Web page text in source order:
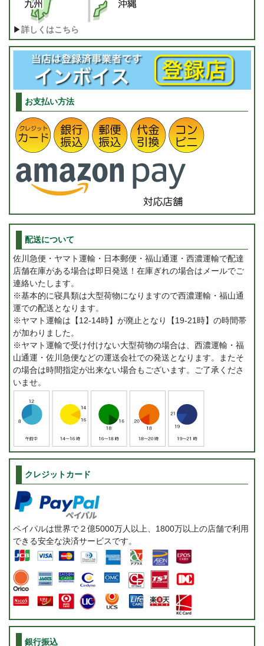
▶詳しくはこちら
お支払い方法
配送について
佐川急便・ヤマト運輸・日本郵便・福山通運・西濃運輸で配達
店舗在庫がある場合は即日発送！在庫ぎれの場合はメールでご
連絡いたします。
※基本的に寝具類は大型荷物になりますので西濃運輸・福山通
運での配送となります。
※ヤマト運輸は【12-14時】が廃止となり【19-21時】の時間帯
が加わりました。
※ヤマト運輸で受け付けない大型荷物の場合は、西濃運輸・福
山通運・佐川急便などの運送会社での発送となります。またそ
の場合は時間指定が出来ない場合もございます。ご了承くださ
いませ。
クレジットカード
ペイパルは世界で２億5000万人以上、1800万以上の店舗で利用
できる安全な決済サービスです。
銀行振込